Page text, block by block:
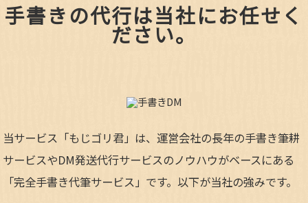
手書きの代行は当社にお任せく
ださい。
当サービス「もじゴリ君」は、運営会社の長年の手書き筆耕
サービスやDM発送代行サービスのノウハウがベースにある
「完全手書き代筆サービス」です。以下が当社の強みです。